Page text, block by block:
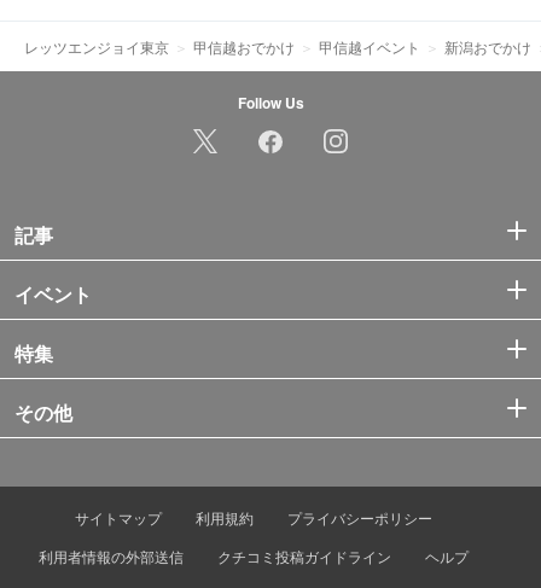
レッツエンジョイ東京 甲信越おでかけ 甲信越イベント 新潟おでかけ
Follow Us
記事
イベント
特集
その他
サイトマップ 利用規約
プライバシーポリシー
利用者情報の外部送信
クチコミ投稿ガイドライン
ヘルプ